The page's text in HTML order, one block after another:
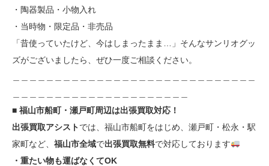
・陶器製品・小物入れ
・当時物・限定品・非売品
「昔使っていたけど、今はしまったまま…」そんなサンリオグッ
ズがございましたら、ぜひ一度ご相談ください。
■ 福山市船町・瀬戸町周辺は出張買取対応！
出張買取アシストでは、福山市船町をはじめ、瀬戸町・松永・駅
家町など、 福山市全域で出張買取無料で対応しております
・重たい物も運ばなくてOK